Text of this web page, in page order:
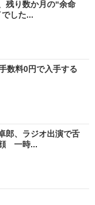
残り数か月の“余命
した...
数料0円で入手する
郎、ラジオ出演で舌
一時...